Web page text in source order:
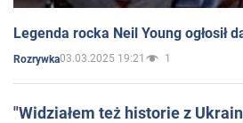
Legenda rocka Neil Young ogłosił
Rozrywka03.03.2025 19:21 1
"Widziałem też historie z